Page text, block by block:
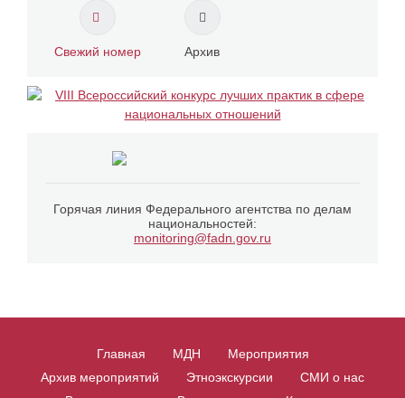
Свежий номер Архив
Горячая линия Федерального агентства по делам
национальностей:
monitoring@fadn.gov.ru
Главная МДН
Мероприятия
Архив мероприятий
Этноэкскурсии
СМИ о нас